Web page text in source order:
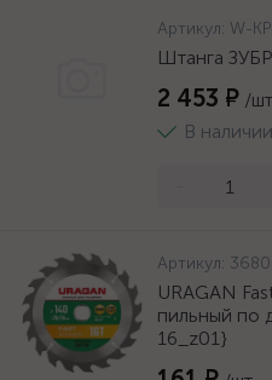
Артикул: W-
Штанга
2 453 ₽ /шт
В
Артикул:
URAGAN
пильный по
16_z01}